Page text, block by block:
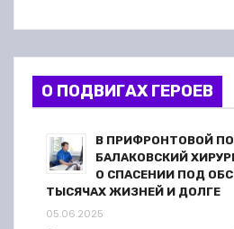
О ПОДВИГАХ ГЕРОЕВ
В ПРИФРОНТОВОЙ
БАЛАКОВСКИЙ
О СПАСЕНИИ ПОД
ТЫСЯЧАХ ЖИЗНЕЙ И ДОЛГЕ
05.06.2025